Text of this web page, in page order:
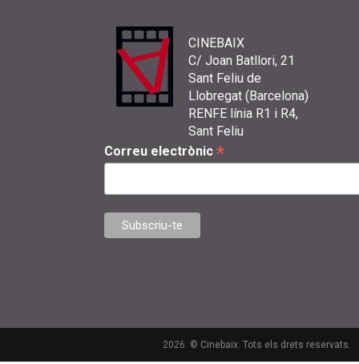
CINEBAIX
C/ Joan Batllori, 21
Sant Feliu de
Llobregat (Barcelona)
RENFE línia R1 i R4,
Sant Feliu
Correu electrònic *
2026. © Cinebaix. Tots els drets reservats.